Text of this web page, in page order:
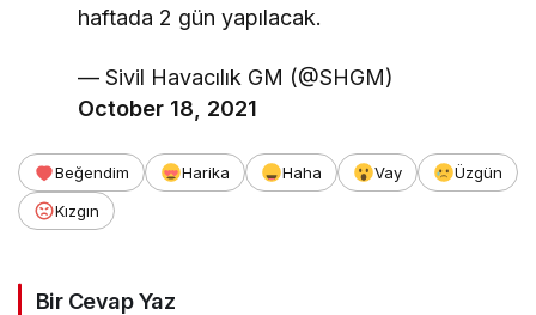
haftada 2 gün yapılacak.
— Sivil Havacılık GM (@SHGM)
October 18, 2021
Beğendim Harika Haha Vay
Üzgün
Kızgın
Bir Cevap Yaz